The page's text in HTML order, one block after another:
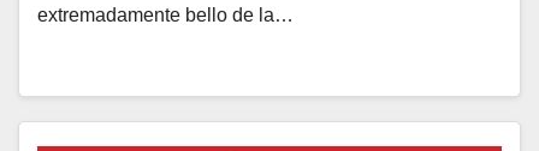
extremadamente bello de la…